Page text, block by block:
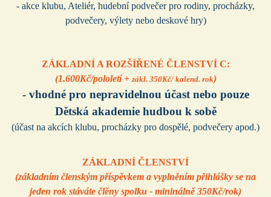
- akce klubu, Ateliér, hudební podvečer pro rodiny, procházky,
podvečery, výlety nebo deskové hry)
ZÁKLADNÍ A ROZŠÍŘENÉ ČLENSTVÍ C:
(1.600Kč/pololetí + zákl. 350Kč/ kalend. rok)
- vhodné pro nepravidelnou účast nebo pouze
Dětská akademie hudbou k sobě
(účast na akcích klubu, procházky pro dospělé, podvečery apod.)
ZÁKLADNÍ ČLENSTVÍ
(základním členským příspěvkem a vyplněním přihlášky se na
jeden rok stáváte člěny spolku - mininálně 350Kč/rok)